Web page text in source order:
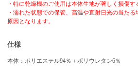
・特に乾燥機のご使用は本体生地が著しく損傷す
・濡れた状態での保管、高温や直射日光の当た
原因となります。
仕様
本体：ポリエステル94％＋ポリウレタン6％